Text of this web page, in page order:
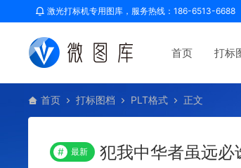
激光打标机专用图库，服务热线：186-6513-6688
首页 打标
首页 打标图档 PLT格式 正文
# 最新 犯我中华者虽远